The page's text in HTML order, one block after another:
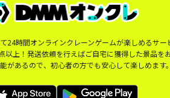
24時間オンラインクレーンゲームが楽しめるサー
以上！発送依頼を行えばご自宅に獲得した景品を
があるので、初心者の方でも安心して楽しめます。